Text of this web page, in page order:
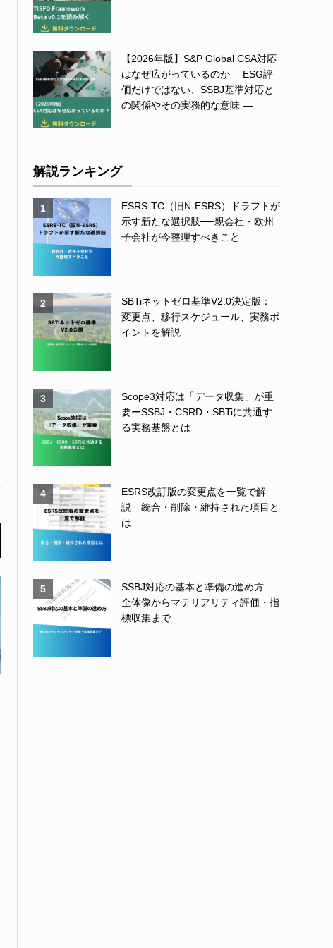
【2026年版】S&P Global CSA対応
はなぜ広がっているのか― ESG評
価だけではない、SSBJ基準対応と
の関係やその実務的な意味 ―
解説ランキング
1
ESRS-TC（旧N-ESRS）ドラフトが
示す新たな選択肢──親会社・欧州
子会社が今整理すべきこと
2
SBTiネットゼロ基準V2.0決定版：
変更点、移行スケジュール、実務ポ
イントを解説
3
Scope3対応は「データ収集」が重
要ーSSBJ・CSRD・SBTiに共通す
る実務基盤とは
4
ESRS改訂版の変更点を一覧で解
説 統合・削除・維持された項目と
は
5
SSBJ対応の基本と準備の進め方
全体像からマテリアリティ評価・指
標収集まで